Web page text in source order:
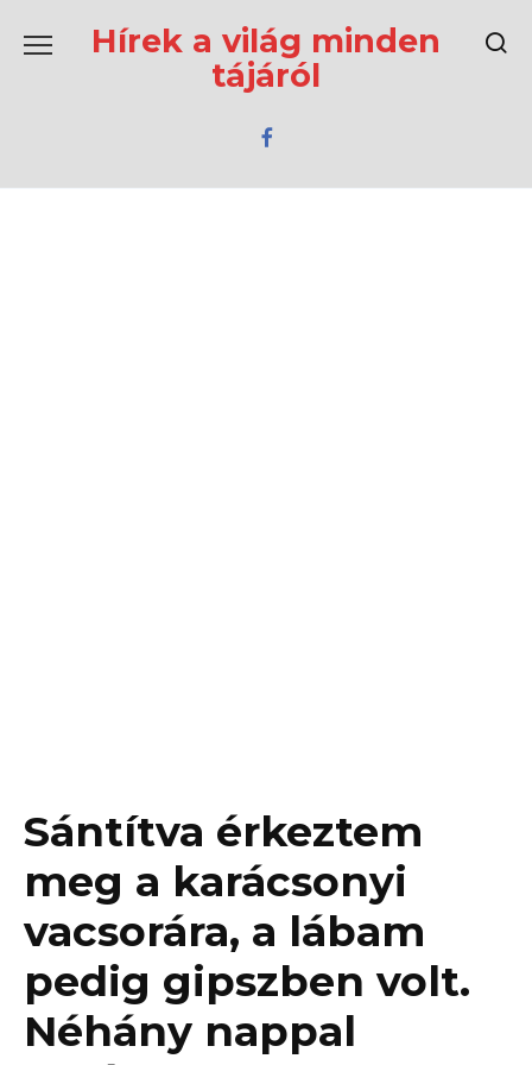
содержаниюHírek a világ minden
tájáról
Sántítva érkeztem
meg a karácsonyi
vacsorára, a lábam
pedig gipszben volt.
Néhány nappal